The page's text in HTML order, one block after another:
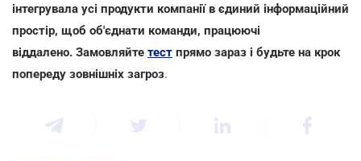
інтегрувала усі продукти компанії в єдиний інформаційний
простір, щоб об'єднати команди, працюючі
віддалено. Замовляйте тест прямо зараз і будьте на крок
попереду зовнішніх загроз.